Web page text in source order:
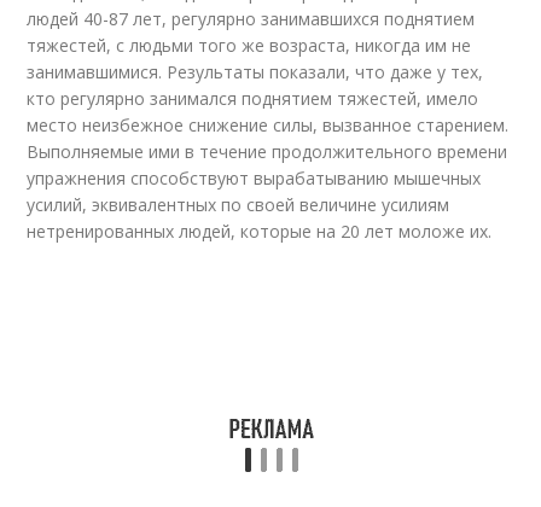
людей 40-87 лет, регулярно занимавшихся поднятием
тяжестей, с людьми того же возраста, никогда им не
занимавшимися. Результаты показали, что даже у тех,
кто регулярно занимался поднятием тяжестей, имело
место неизбежное снижение силы, вызванное старением.
Выполняемые ими в течение продолжительного времени
упражнения способствуют вырабатыванию мышечных
усилий, эквивалентных по своей величине усилиям
нетренированных людей, которые на 20 лет моложе их.